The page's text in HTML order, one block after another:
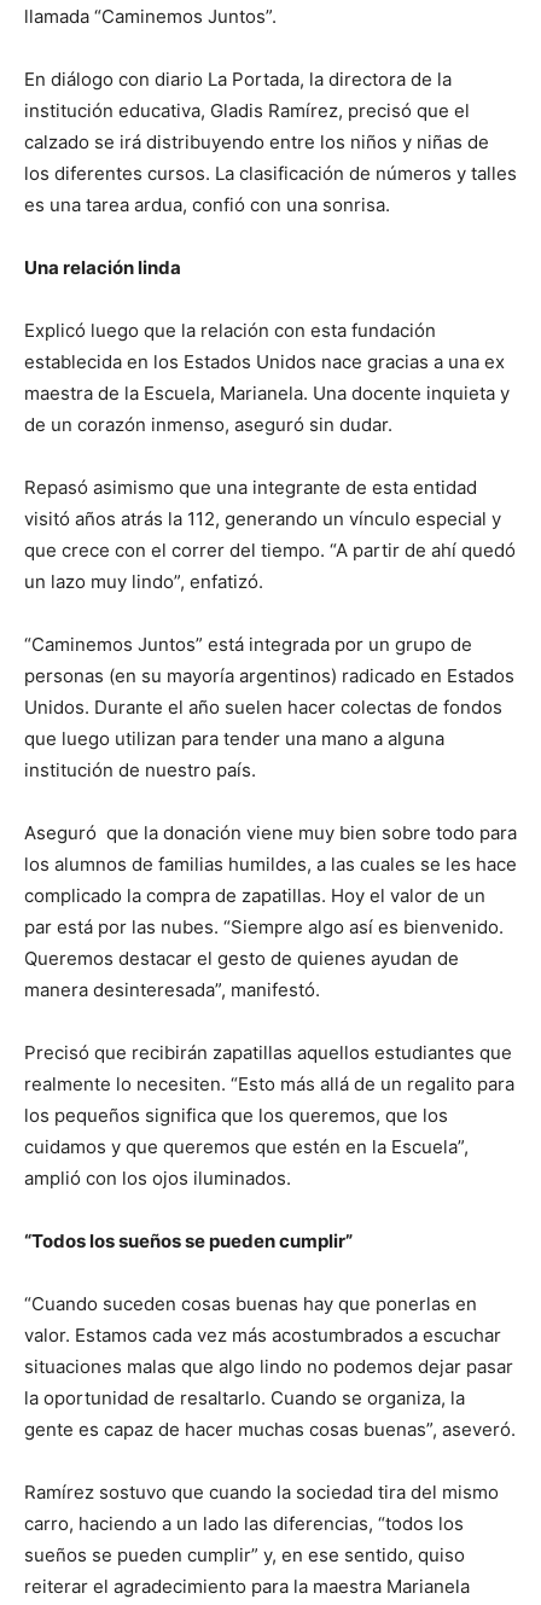
llamada “Caminemos Juntos”.
En diálogo con diario La Portada, la directora de la
institución educativa, Gladis Ramírez, precisó que el
calzado se irá distribuyendo entre los niños y niñas de
los diferentes cursos. La clasificación de números y talles
es una tarea ardua, confió con una sonrisa.
Una relación linda
Explicó luego que la relación con esta fundación
establecida en los Estados Unidos nace gracias a una ex
maestra de la Escuela, Marianela. Una docente inquieta y
de un corazón inmenso, aseguró sin dudar.
Repasó asimismo que una integrante de esta entidad
visitó años atrás la 112, generando un vínculo especial y
que crece con el correr del tiempo. “A partir de ahí quedó
un lazo muy lindo”, enfatizó.
“Caminemos Juntos” está integrada por un grupo de
personas (en su mayoría argentinos) radicado en Estados
Unidos. Durante el año suelen hacer colectas de fondos
que luego utilizan para tender una mano a alguna
institución de nuestro país.
Aseguró que la donación viene muy bien sobre todo para
los alumnos de familias humildes, a las cuales se les hace
complicado la compra de zapatillas. Hoy el valor de un
par está por las nubes. “Siempre algo así es bienvenido.
Queremos destacar el gesto de quienes ayudan de
manera desinteresada”, manifestó.
Precisó que recibirán zapatillas aquellos estudiantes que
realmente lo necesiten. “Esto más allá de un regalito para
los pequeños significa que los queremos, que los
cuidamos y que queremos que estén en la Escuela”,
amplió con los ojos iluminados.
“Todos los sueños se pueden cumplir”
“Cuando suceden cosas buenas hay que ponerlas en
valor. Estamos cada vez más acostumbrados a escuchar
situaciones malas que algo lindo no podemos dejar pasar
la oportunidad de resaltarlo. Cuando se organiza, la
gente es capaz de hacer muchas cosas buenas”, aseveró.
Ramírez sostuvo que cuando la sociedad tira del mismo
carro, haciendo a un lado las diferencias, “todos los
sueños se pueden cumplir” y, en ese sentido, quiso
reiterar el agradecimiento para la maestra Marianela